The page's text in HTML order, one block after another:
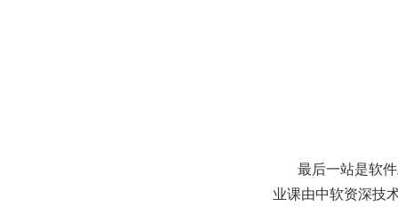
最后一站是软
业课由中软资深技